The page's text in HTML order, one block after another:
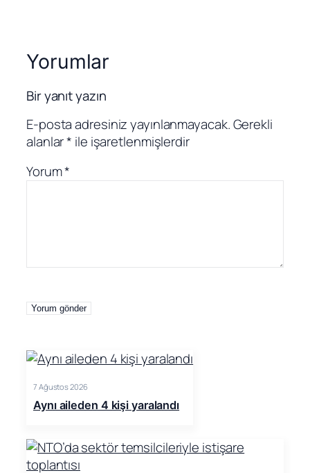
Yorumlar
Bir yanıt yazın
E-posta adresiniz yayınlanmayacak.Gerekli
alanlar* ile işaretlenmişlerdir
Yorum*
7 Ağustos 2026
Aynı aileden 4 kişi yaralandı